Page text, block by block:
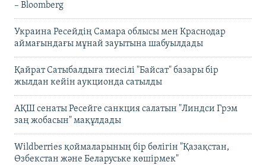
– Bloomberg
Украина Ресейдің Самара облысы мен Краснодар
аймағындағы мұнай зауытына шабуылдады
Қайрат Сатыбалдыға тиесілі "Байсат" базары бір
жылдан кейін аукционда сатылды
АҚШ сенаты Ресейге санкция салатын "Линдси Грэм
заң жобасын" мақұлдады
Wildberries қоймаларының бір бөлігін "Қазақстан,
Өзбекстан және Беларуське көшірмек"